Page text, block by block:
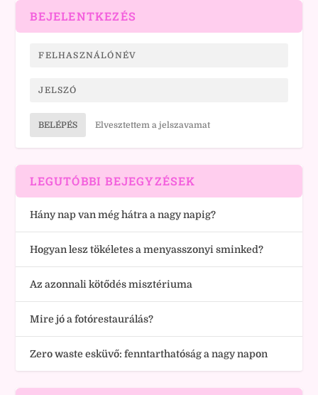
BEJELENTKEZÉS
BELÉPÉS Elvesztettem a jelszavamat
LEGUTÓBBI BEJEGYZÉSEK
Hány nap van még hátra a nagy napig?
Hogyan lesz tökéletes a menyasszonyi sminked?
Az azonnali kötődés misztériuma
Mire jó a fotórestaurálás?
Zero waste esküvő: fenntarthatóság a nagy napon